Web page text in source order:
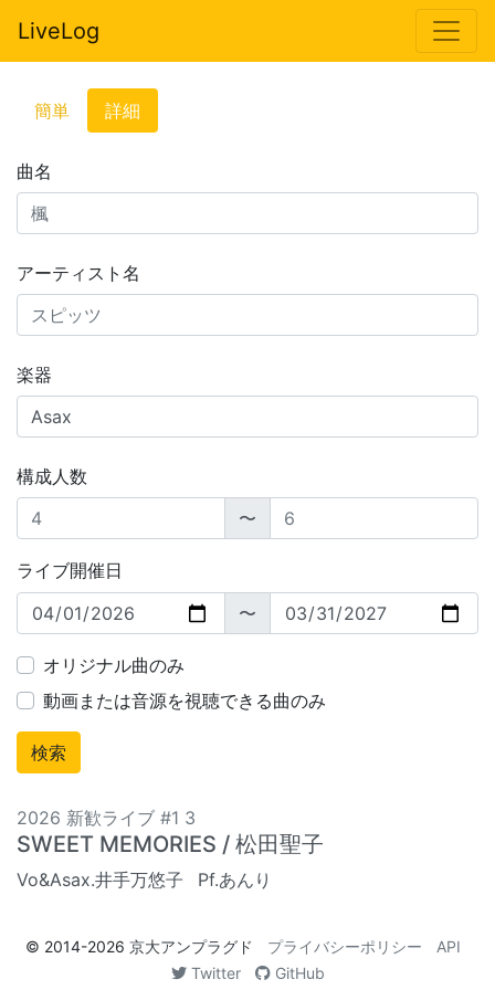
LiveLog
簡単 詳細
曲名
アーティスト名
楽器
構成人数
〜
ライブ開催日
〜
オリジナル曲のみ
動画または音源を視聴できる曲のみ
2026 新歓ライブ #1 3
SWEET MEMORIES / 松田聖子
Vo&Asax.井手万悠子 Pf.あんり
© 2014-2026 京大アンプラグド プライバシーポリシー
API
Twitter
GitHub